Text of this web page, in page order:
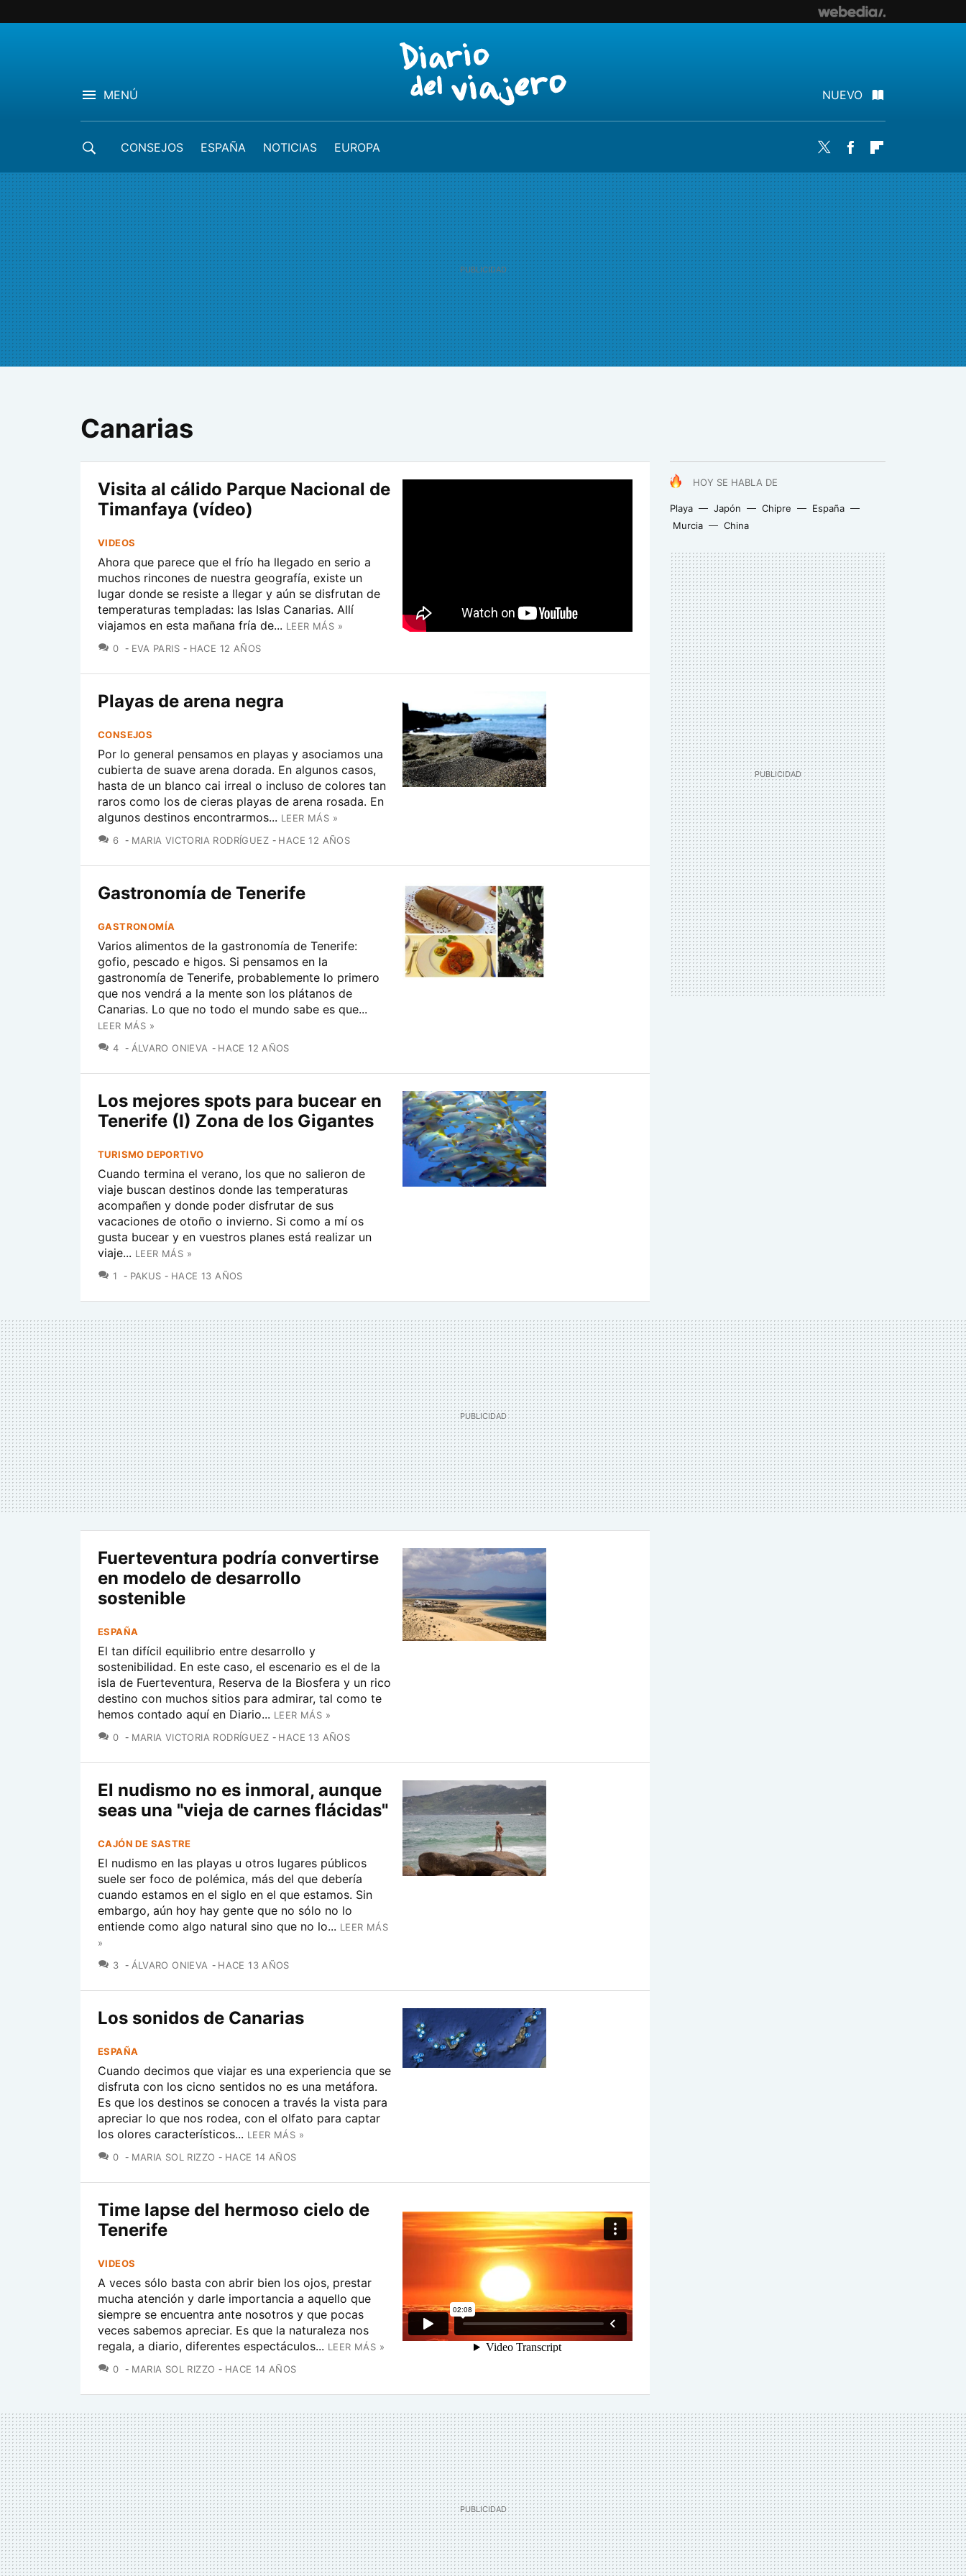
MENÚ NUEVO
CONSEJOS ESPAÑA NOTICIAS EUROPA Twitter Facebook
Canarias
HOY SE HABLA DE
Playa Japón Chipre
España
Murcia
China
Visita al cálido Parque Nacional de
Timanfaya (vídeo)
VIDEOS
Ahora que parece que el frío ha llegado en serio a
muchos rincones de nuestra geografía, existe un
lugar donde se resiste a llegar y aún se disfrutan de
temperaturas templadas: las Islas Canarias. Allí
viajamos en esta mañana fría de... LEER MÁS »
0 COMENTARIOS
EVA PARIS HACE 12 AÑOS
Playas de arena negra
CONSEJOS
Por lo general pensamos en playas y asociamos una
cubierta de suave arena dorada. En algunos casos,
hasta de un blanco cai irreal o incluso de colores tan
raros como los de cieras playas de arena rosada. En
algunos destinos encontrarmos... LEER MÁS »
6 COMENTARIOS
MARIA VICTORIA RODRÍGUEZ HACE 12 AÑOS
Gastronomía de Tenerife
GASTRONOMÍA
Varios alimentos de la gastronomía de Tenerife:
gofio, pescado e higos. Si pensamos en la
gastronomía de Tenerife, probablemente lo primero
que nos vendrá a la mente son los plátanos de
Canarias. Lo que no todo el mundo sabe es que...
LEER MÁS »
4 COMENTARIOS
ÁLVARO ONIEVA HACE 12 AÑOS
Los mejores spots para bucear en
Tenerife (I) Zona de los Gigantes
TURISMO DEPORTIVO
Cuando termina el verano, los que no salieron de
viaje buscan destinos donde las temperaturas
acompañen y donde poder disfrutar de sus
vacaciones de otoño o invierno. Si como a mí os
gusta bucear y en vuestros planes está realizar un
viaje... LEER MÁS »
1
COMENTARIOS
PAKUS HACE 13 AÑOS
Fuerteventura podría convertirse
en modelo de desarrollo
sostenible
ESPAÑA
El tan difícil equilibrio entre desarrollo y
sostenibilidad. En este caso, el escenario es el de la
isla de Fuerteventura, Reserva de la Biosfera y un rico
destino con muchos sitios para admirar, tal como te
hemos contado aquí en Diario... LEER MÁS »
0 COMENTARIOS
MARIA VICTORIA RODRÍGUEZ HACE 13 AÑOS
El nudismo no es inmoral, aunque
seas una "vieja de carnes flácidas"
CAJÓN DE SASTRE
El nudismo en las playas u otros lugares públicos
suele ser foco de polémica, más del que debería
cuando estamos en el siglo en el que estamos. Sin
embargo, aún hoy hay gente que no sólo no lo
entiende como algo natural sino que no lo... LEER MÁS
»
3 COMENTARIOS
ÁLVARO ONIEVA HACE 13 AÑOS
Los sonidos de Canarias
ESPAÑA
Cuando decimos que viajar es una experiencia que se
disfruta con los cicno sentidos no es una metáfora.
Es que los destinos se conocen a través la vista para
apreciar lo que nos rodea, con el olfato para captar
los olores característicos... LEER MÁS »
0 COMENTARIOS
MARIA SOL RIZZO HACE 14 AÑOS
Time lapse del hermoso cielo de
Tenerife
VIDEOS
A veces sólo basta con abrir bien los ojos, prestar
mucha atención y darle importancia a aquello que
siempre se encuentra ante nosotros y que pocas
veces sabemos apreciar. Es que la naturaleza nos
regala, a diario, diferentes espectáculos... LEER MÁS »
0 COMENTARIOS
MARIA SOL RIZZO HACE 14 AÑOS